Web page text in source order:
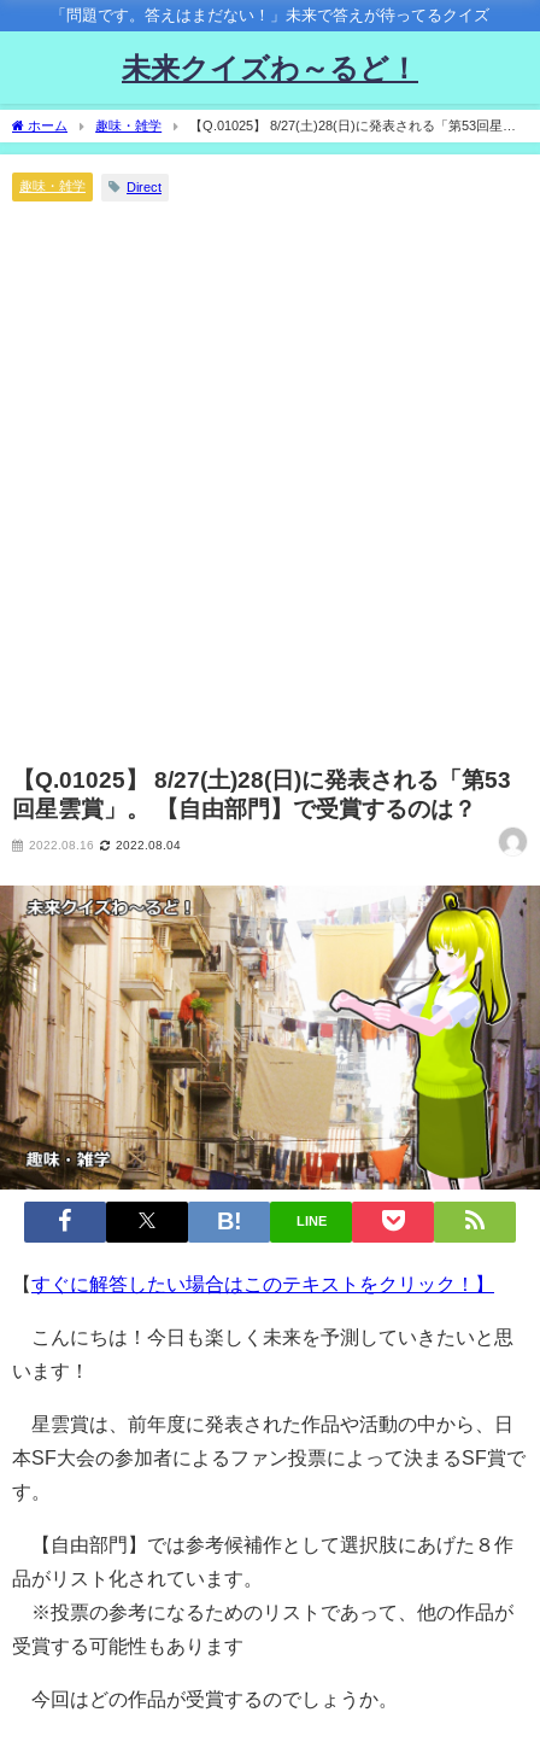
「問題です。答えはまだない！」未来で答えが待ってるクイズ
未来クイズわ～るど！
ホーム 趣味・雑学
【Q.01025】 8/27(土)28(日)に発表される「第53回星雲
賞」。 【自由部門】で受賞するのは？
趣味・雑学 Direct
【Q.01025】 8/27(土)28(日)に発表される「第53
回星雲賞」。 【自由部門】で受賞するのは？
2022.08.16 2022.08.04
LINE
【すぐに解答したい場合はこのテキストをクリック！】
こんにちは！今日も楽しく未来を予測していきたいと思
います！
星雲賞は、前年度に発表された作品や活動の中から、日
本SF大会の参加者によるファン投票によって決まるSF賞で
す。
【自由部門】では参考候補作として選択肢にあげた８作
品がリスト化されています。
※投票の参考になるためのリストであって、他の作品が
受賞する可能性もあります
今回はどの作品が受賞するのでしょうか。